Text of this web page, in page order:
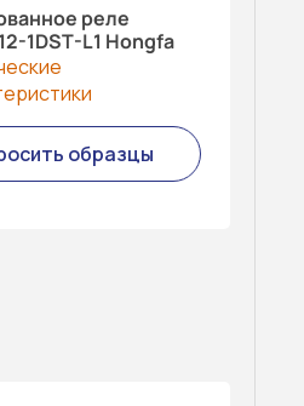
реле
1DST-L1 Hongfa
образцы